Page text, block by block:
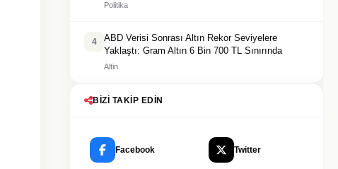
Politika
4
ABD Verisi Sonrası Altın Rekor Seviyelere
Yaklaştı: Gram Altın 6 Bin 700 TL Sınırında
Altin
BIZI TAKIP EDIN
Facebook Twitter